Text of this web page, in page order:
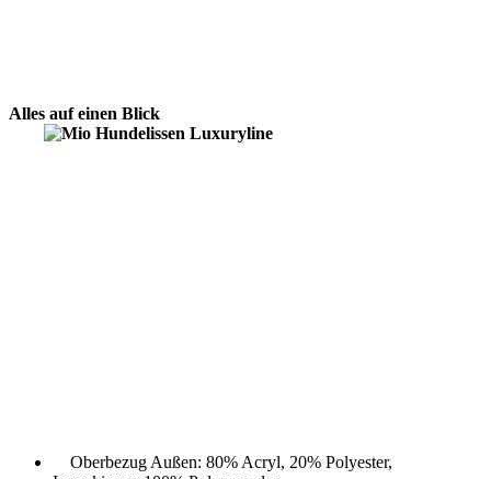
Alles auf einen Blick
Oberbezug Außen: 80% Acryl, 20% Polyester,